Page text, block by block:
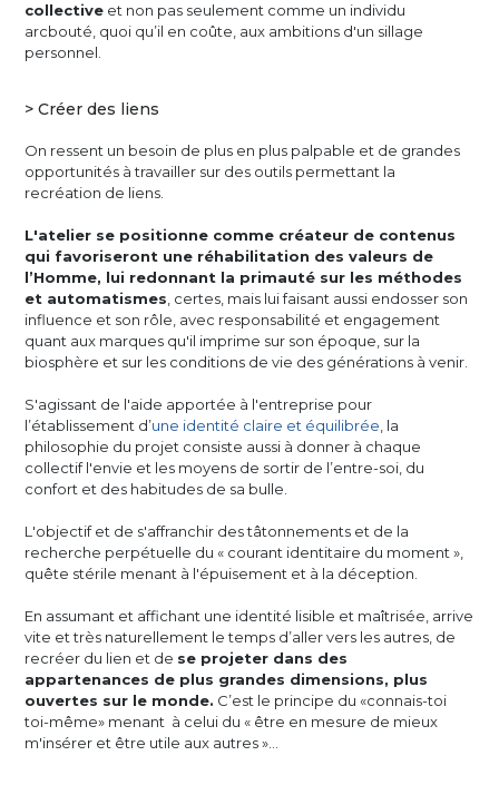
collective et non pas seulement comme un individu
arcbouté, quoi qu’il en coûte, aux ambitions d'un sillage
personnel.
> Créer des liens
On ressent un besoin de plus en plus palpable et de grandes
opportunités à travailler sur des outils permettant la
recréation de liens.
L'atelier se positionne comme créateur de contenus
qui favoriseront une réhabilitation des valeurs de
l’Homme, lui redonnant la primauté sur les méthodes
et automatismes , certes, mais lui faisant aussi endosser son
influence et son rôle, avec responsabilité et engagement
quant aux marques qu'il imprime sur son époque, sur la
biosphère et sur les conditions de vie des générations à venir.
S'agissant de l'aide apportée à l'entreprise pour
l’établissement d’une identité claire et équilibrée , la
philosophie du projet consiste aussi à donner à chaque
collectif l'envie et les moyens de sortir de l’entre-soi, du
confort et des habitudes de sa bulle.
L'objectif et de s'affranchir des tâtonnements et de la
recherche perpétuelle du « courant identitaire du moment »,
quête stérile menant à l'épuisement et à la déception.
En assumant et affichant une identité lisible et maîtrisée, arrive
vite et très naturellement le temps d’aller vers les autres, de
recréer du lien et de se projeter dans des
appartenances de plus grandes dimensions, plus
ouvertes sur le monde. C’est le principe du «connais-toi
toi-même» menant à celui du « être en mesure de mieux
m'insérer et être utile aux autres »…